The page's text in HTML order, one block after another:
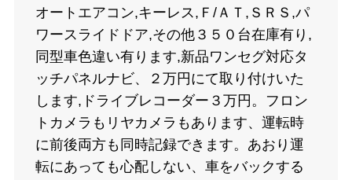
オートエアコン,キーレス,Ｆ/ＡＴ,ＳＲＳ,パ
ワースライドドア,その他３５０台在庫有り,
同型車色違い有ります,新品ワンセグ対応タ
ッチパネルナビ、２万円にて取り付けいた
します,ドライブレコーダー３万円。フロン
トカメラもリヤカメラもあります、運転時
に前後両方も同時記録できます。あおり運
転にあっても心配しない、車をバックする